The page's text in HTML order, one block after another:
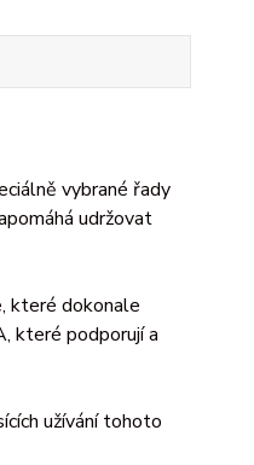
vybrané řady
udržovat
které dokonale
které podporují a
užívání tohoto